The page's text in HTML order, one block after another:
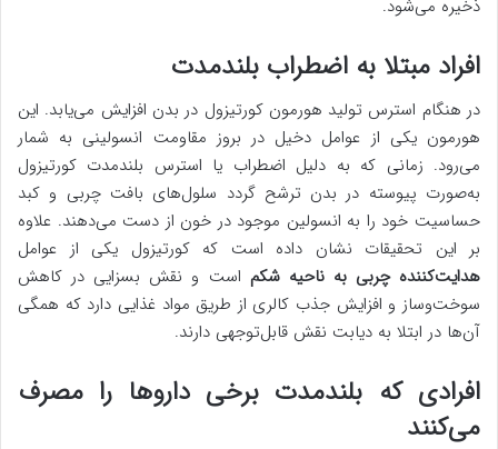
ذخیره می‌شود.
افراد مبتلا به اضطراب بلندمدت
در هنگام استرس تولید هورمون کورتیزول در بدن افزایش می‌یابد. این
هورمون یکی از عوامل دخیل در بروز مقاومت انسولینی به شمار
می‌رود. زمانی که به دلیل اضطراب یا استرس بلندمدت کورتیزول
به‌صورت پیوسته در بدن ترشح گردد سلول‌های بافت چربی و کبد
حساسیت خود را به انسولین موجود در خون از دست می‌دهند. علاوه
بر این تحقیقات نشان داده است که کورتیزول یکی از عوامل
هدایت‌کننده چربی به ناحیه شکم است و نقش بسزایی در کاهش
سوخت‌وساز و افزایش جذب کالری از طریق مواد غذایی دارد که همگی
آن‌ها در ابتلا به دیابت نقش قابل‌توجهی دارند.
افرادی که بلندمدت برخی داروها را مصرف
می‌کنند